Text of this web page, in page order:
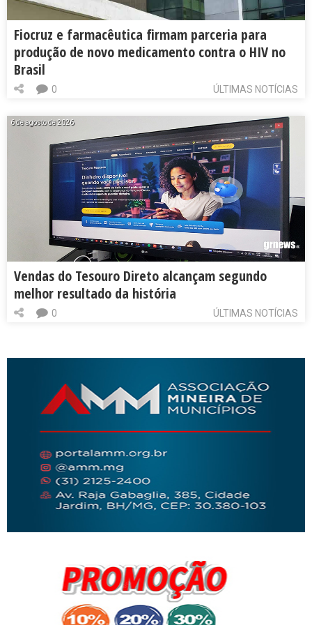
Fiocruz e farmacêutica firmam parceria para
produção de novo medicamento contra o HIV no
Brasil
ÚLTIMAS NOTÍCIAS
0
6 de agosto de 2026
Vendas do Tesouro Direto alcançam segundo
melhor resultado da história
ÚLTIMAS NOTÍCIAS
0